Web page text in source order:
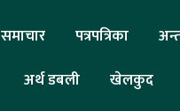
समाचार पत्रपत्रिका
अर्थ डबली
खेलकुद